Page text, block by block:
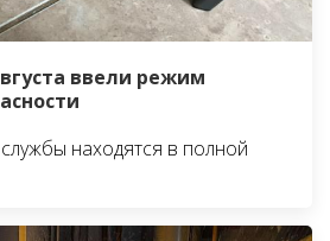
ввели режим
находятся в полной